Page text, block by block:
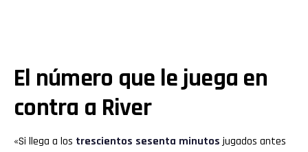
El número que le juega en
contra a River
«Si llega a los trescientos sesenta minutosjugados antes